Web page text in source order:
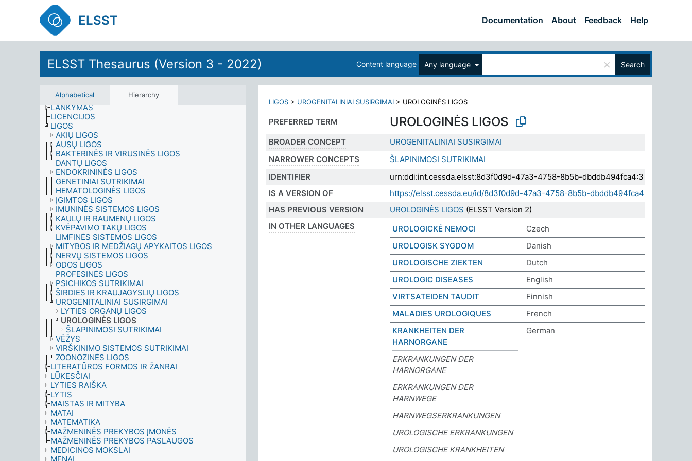
ELSST Documentation About Feedback Help
ELSST Thesaurus (Version 3 - 2022) Content language Any language × Search
Alphabetical Hierarchy
KONTRAKTAI IR SUTARTYS
KORUPCIJA
KROVINIAI
KULTŪRA
KULTŪRINĖ VEIKLA
KULTŪRINĖS SĄLYGOS
KULTŪROS PAVELDAS
KULTŪROS PLANAVIMAS IR ADMINISTRAVIMAS
KVALIFIKACIJOS
LAISVALAIKIO VEIKLA
LANKYMAS
LICENCIJOS
LIGOS
AKIŲ LIGOS
AUSŲ LIGOS
BAKTERINĖS IR VIRUSINĖS LIGOS
DANTŲ LIGOS
ENDOKRININĖS LIGOS
GENETINIAI SUTRIKIMAI
HEMATOLOGINĖS LIGOS
ĮGIMTOS LIGOS
IMUNINĖS SISTEMOS LIGOS
KAULŲ IR RAUMENŲ LIGOS
KVĖPAVIMO TAKŲ LIGOS
LIMFINĖS SISTEMOS LIGOS
MITYBOS IR MEDŽIAGŲ APYKAITOS LIGOS
NERVŲ SISTEMOS LIGOS
ODOS LIGOS
PROFESINĖS LIGOS
PSICHIKOS SUTRIKIMAI
ŠIRDIES IR KRAUJAGYSLIŲ LIGOS
UROGENITALINIAI SUSIRGIMAI
LYTIES ORGANŲ LIGOS
UROLOGINĖS LIGOS
ŠLAPINIMOSI SUTRIKIMAI
VĖŽYS
VIRŠKINIMO SISTEMOS SUTRIKIMAI
ZOONOZINĖS LIGOS
LITERATŪROS FORMOS IR ŽANRAI
LŪKESČIAI
LYTIES RAIŠKA
LYTIS
MAISTAS IR MITYBA
MATAI
MATEMATIKA
MAŽMENINĖS PREKYBOS ĮMONĖS
MAŽMENINĖS PREKYBOS PASLAUGOS
MEDICINOS MOKSLAI
LIGOS > UROGENITALINIAI SUSIRGIMAI > UROLOGINĖS LIGOS
PREFERRED TERM UROLOGINĖS LIGOS
BROADER CONCEPT
UROGENITALINIAI SUSIRGIMAI
NARROWER CONCEPTS
ŠLAPINIMOSI SUTRIKIMAI
IDENTIFIER
urn:ddi:int.cessda.elsst:8d3f0d9d-47a3-4758-8b5b-dbddb494fca4:3
IS A VERSION OF
https://elsst.cessda.eu/id/8d3f0d9d-47a3-4758-8b5b-dbddb494fca4
HAS PREVIOUS VERSION
UROLOGINĖS LIGOS (ELSST Version 2)
IN OTHER LANGUAGES
UROLOGICKÉ NEMOCI
Czech
UROLOGISK SYGDOM
Danish
UROLOGISCHE ZIEKTEN
Dutch
UROLOGIC DISEASES
English
VIRTSATEIDEN TAUDIT
Finnish
MALADIES UROLOGIQUES
French
KRANKHEITEN DER
HARNORGANE
German
ERKRANKUNGEN DER
HARNORGANE
ERKRANKUNGEN DER
HARNWEGE
HARNWEGSERKRANKUNGEN
UROLOGISCHE ERKRANKUNGEN
UROLOGISCHE KRANKHEITEN